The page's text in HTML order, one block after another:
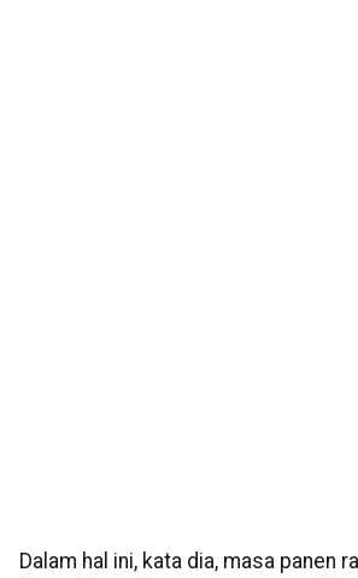
Dalam hal ini, kata dia, masa panen